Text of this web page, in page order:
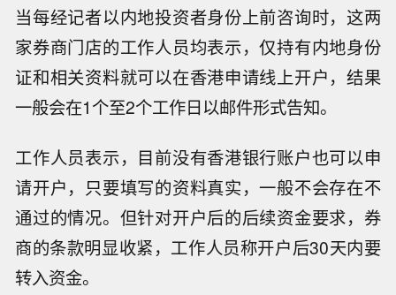
当每经记者以内地投资者身份上前咨询时，这两
家券商门店的工作人员均表示，仅持有内地身份
证和相关资料就可以在香港申请线上开户，结果
一般会在1个至2个工作日以邮件形式告知。
工作人员表示，目前没有香港银行账户也可以申
请开户，只要填写的资料真实，一般不会存在不
通过的情况。但针对开户后的后续资金要求，券
商的条款明显收紧，工作人员称开户后30天内要
转入资金。